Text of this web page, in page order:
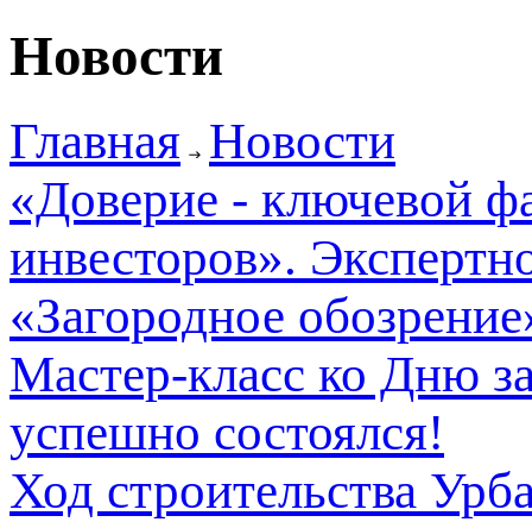
Новости
Главная Новости
«Доверие - ключевой
инвесторов».
«Загородное
Мастер-класс ко Дню
успешно состоялся!
Ход строительства